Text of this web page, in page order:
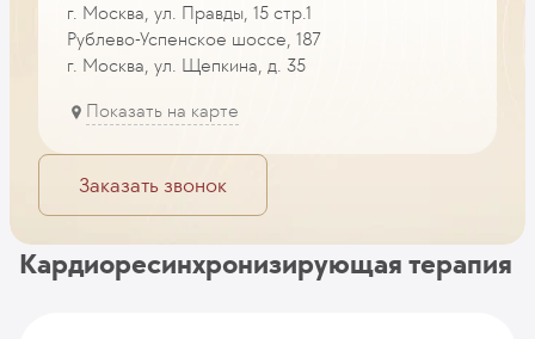
г. Москва, ул. Правды, 15 стр.1
Рублево-Успенское шоссе, 187
г. Москва, ул. Щепкина, д. 35
Показать на карте
Заказать звонок
Кардиоресинхронизирующая терапия